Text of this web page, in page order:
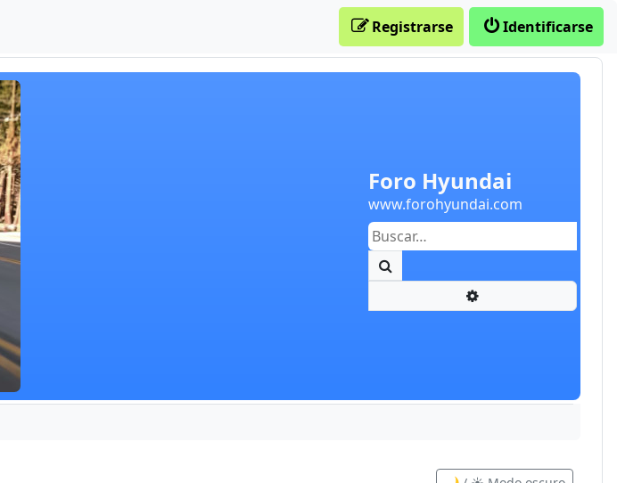
Foro Hyundai
www.forohyundai.com
Identificarse
Registrarse